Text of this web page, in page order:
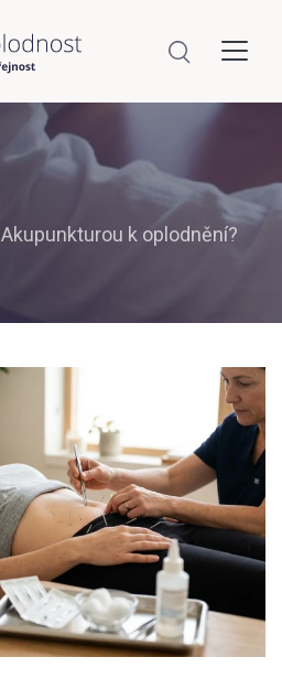
Akupunkturou k oplodnění?